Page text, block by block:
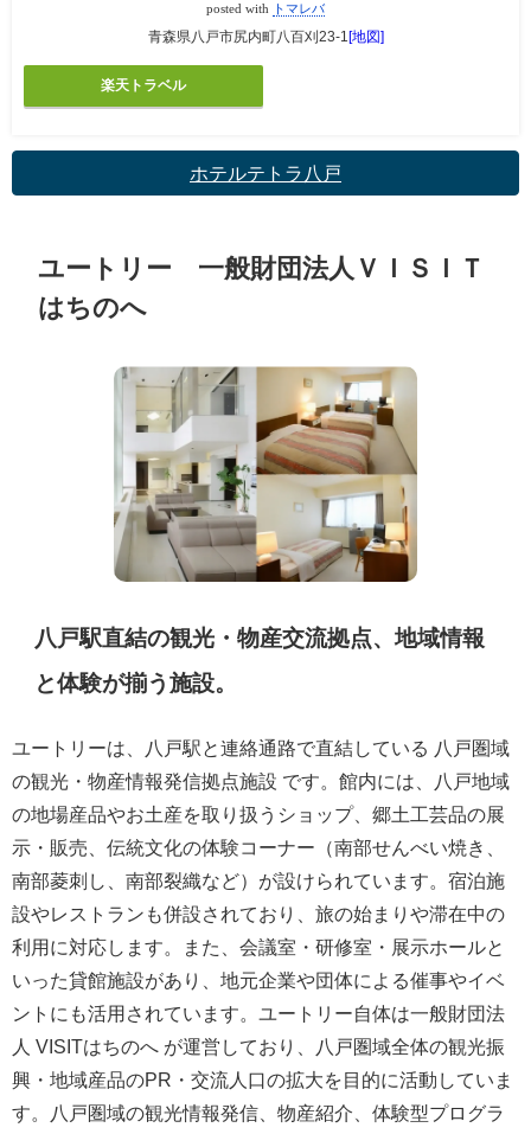
posted with トマレバ
青森県八戸市尻内町八百刈23-1 [地図]
楽天トラベル
ホテルテトラ八戸
ユートリー 一般財団法人ＶＩＳＩＴ
はちのへ
八戸駅直結の観光・物産交流拠点、地域情報
と体験が揃う施設。
ユートリーは、八戸駅と連絡通路で直結している 八戸圏域
の観光・物産情報発信拠点施設 です。館内には、八戸地域
の地場産品やお土産を取り扱うショップ、郷土工芸品の展
示・販売、伝統文化の体験コーナー（南部せんべい焼き、
南部菱刺し、南部裂織など）が設けられています。宿泊施
設やレストランも併設されており、旅の始まりや滞在中の
利用に対応します。また、会議室・研修室・展示ホールと
いった貸館施設があり、地元企業や団体による催事やイベ
ントにも活用されています。ユートリー自体は一般財団法
人 VISITはちのへ が運営しており、八戸圏域全体の観光振
興・地域産品のPR・交流人口の拡大を目的に活動していま
す。八戸圏域の観光情報発信、物産紹介、体験型プログラ